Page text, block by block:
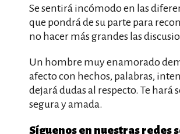
Se sentirá incómodo en las
que pondrá de su parte para
no hacer más grandes las
Un hombre muy enamorado
afecto con hechos, palabras,
dejará dudas al respecto. Te hará
segura y amada.
Síguenos en nuestras redes